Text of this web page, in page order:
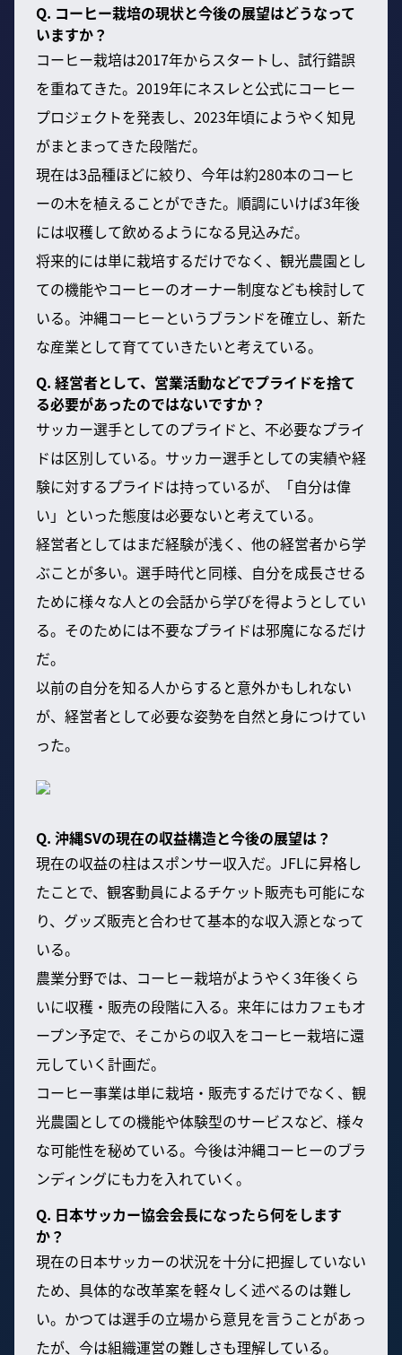
Q. コーヒー栽培の現状と今後の展望はどうなって
いますか？
コーヒー栽培は2017年からスタートし、試行錯誤
を重ねてきた。2019年にネスレと公式にコーヒー
プロジェクトを発表し、2023年頃にようやく知見
がまとまってきた段階だ。
現在は3品種ほどに絞り、今年は約280本のコーヒ
ーの木を植えることができた。順調にいけば3年後
には収穫して飲めるようになる見込みだ。
将来的には単に栽培するだけでなく、観光農園とし
ての機能やコーヒーのオーナー制度なども検討して
いる。沖縄コーヒーというブランドを確立し、新た
な産業として育てていきたいと考えている。
Q. 経営者として、営業活動などでプライドを捨て
る必要があったのではないですか？
サッカー選手としてのプライドと、不必要なプライ
ドは区別している。サッカー選手としての実績や経
験に対するプライドは持っているが、「自分は偉
い」といった態度は必要ないと考えている。
経営者としてはまだ経験が浅く、他の経営者から学
ぶことが多い。選手時代と同様、自分を成長させる
ために様々な人との会話から学びを得ようとしてい
る。そのためには不要なプライドは邪魔になるだけ
だ。
以前の自分を知る人からすると意外かもしれない
が、経営者として必要な姿勢を自然と身につけてい
った。
Q. 沖縄SVの現在の収益構造と今後の展望は？
現在の収益の柱はスポンサー収入だ。JFLに昇格し
たことで、観客動員によるチケット販売も可能にな
り、グッズ販売と合わせて基本的な収入源となって
いる。
農業分野では、コーヒー栽培がようやく3年後くら
いに収穫・販売の段階に入る。来年にはカフェもオ
ープン予定で、そこからの収入をコーヒー栽培に還
元していく計画だ。
コーヒー事業は単に栽培・販売するだけでなく、観
光農園としての機能や体験型のサービスなど、様々
な可能性を秘めている。今後は沖縄コーヒーのブラ
ンディングにも力を入れていく。
Q. 日本サッカー協会会長になったら何をします
か？
現在の日本サッカーの状況を十分に把握していない
ため、具体的な改革案を軽々しく述べるのは難し
い。かつては選手の立場から意見を言うことがあっ
たが、今は組織運営の難しさも理解している。